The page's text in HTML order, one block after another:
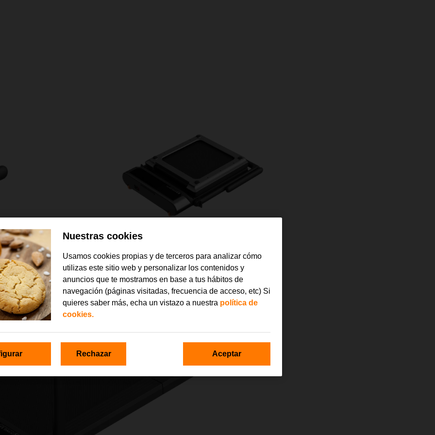
Nuestras cookies
Usamos cookies propias y de terceros para analizar cómo
utilizas este sitio web y personalizar los contenidos y
anuncios que te mostramos en base a tus hábitos de
navegación (páginas visitadas, frecuencia de acceso, etc) Si
quieres saber más, echa un vistazo a nuestra política de
cookies.
Rechazar Aceptar